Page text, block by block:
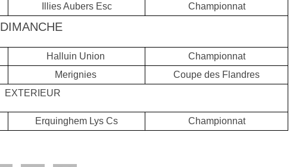
Illies Aubers Esc Championnat
DIMANCHE
Halluin Union
Championnat
Merignies
Coupe des Flandres
EXTERIEUR
Erquinghem Lys Cs Championnat